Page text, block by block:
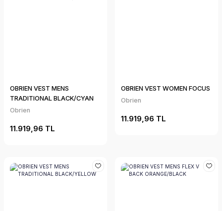
OBRIEN VEST MENS
TRADITIONAL BLACK/CYAN
Obrien
11.919,96 TL
OBRIEN VEST WOMEN FOCUS
Obrien
11.919,96 TL